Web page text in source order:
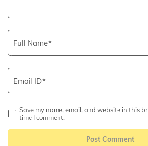
Full Name
Email ID
Save my name, email, and website in this
time I comment.
Post Comment